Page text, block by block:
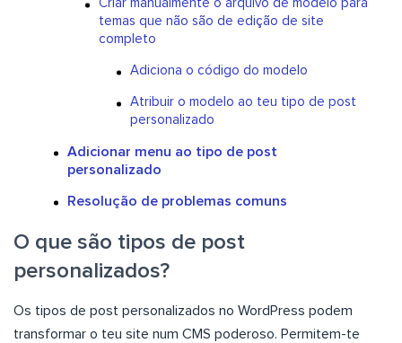
Criar manualmente o arquivo de modelo para
temas que não são de edição de site
completo
Adiciona o código do modelo
Atribuir o modelo ao teu tipo de post
personalizado
Adicionar menu ao tipo de post
personalizado
Resolução de problemas comuns
O que são tipos de post
personalizados?
Os tipos de post personalizados no WordPress podem
transformar o teu site num CMS poderoso. Permitem-te